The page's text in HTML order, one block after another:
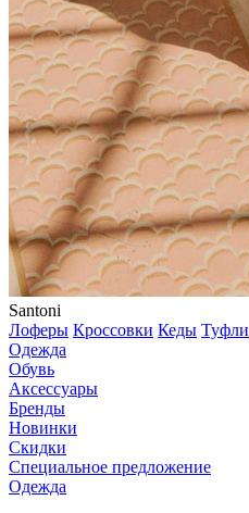
Santoni
Лоферы Кроссовки Кеды Туфли
Одежда
Обувь
Аксессуары
Бренды
Новинки
Скидки
Специальное предложение
Одежда